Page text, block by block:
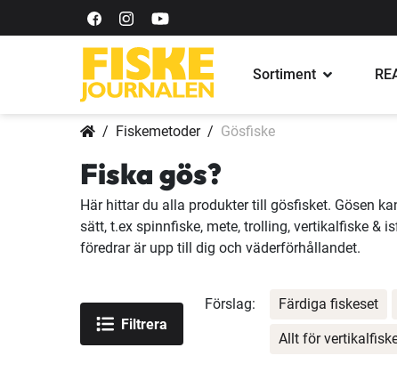
Sortiment
Fiskemetoder Gösfiske
Fiska gös?
Här hittar du alla produkter till gösfisket. Gösen
sätt, t.ex spinnfiske, mete, trolling, vertikalfiske &
föredrar är upp till dig och väderförhållandet.
Filtrera
Förslag: Färdiga fiskeset
Allt för